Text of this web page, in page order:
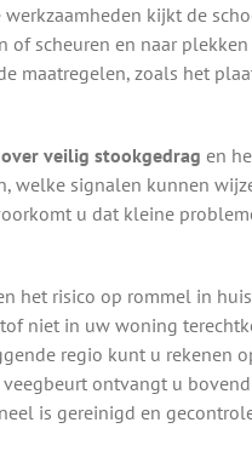
kijkt de
of scheuren en naar
maatregelen, zoals het
veilig stookgedrag en
welke signalen kunnen
u dat kleine
het risico op rommel in
niet in uw woning
regio kunt u rekenen
ontvangt u
is gereinigd en